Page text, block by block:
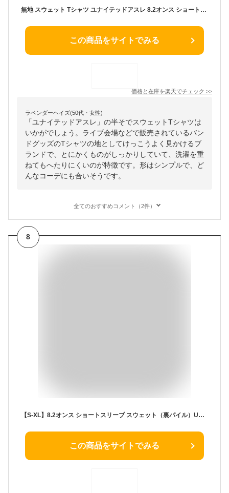
無地 スウェット Tシャツ ユナイテッドアスレ 8.2オンス ショートスリーブ スウェット 裏パイル コットン 5198-01 無地 半袖 カラバリ アメカジ こなれ感 極厚 厚地 半袖Tシャツ tシャツ
この商品をサイトでみる
価格と在庫を楽天でチェック >>
ラベンダーヘイズ(50代・女性)
「ユナイテッドアスレ」の半そでスウェットTシャツは
いかがでしょう。ライブ会場などで販売されているバン
ドグッズのTシャツの地としてけっこうよく見かけるブ
ランドで、とにかくものがしっかりしていて、洗濯を重
ねてもへたりにくいのが特徴です。形はシンプルで、ど
んなコーデにも合いそうです。
全てのおすすめコメント（2件）
8
【S-XL】8.2オンス ショートスリーブ スウェット（裏パイル）UNITED ATHLE ユナイテッドアスレ 8.2.0oz 半袖スウェット フレンチテリー プルオーバー リラックス メンズ アダルトサイズ 5198-01 UnitedAthle【2024SS】【0206】
この商品をサイトでみる